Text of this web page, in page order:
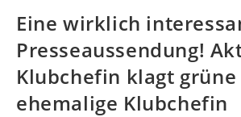
Eine wirklich
Presseaussendung!
Klubchefin klagt grüne
ehemalige Klubchefin